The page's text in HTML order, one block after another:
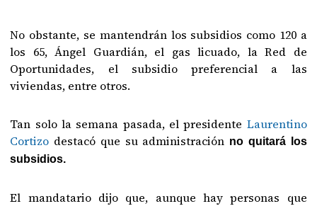
No obstante, se mantendrán los subsidios como 120 a
los 65, Ángel Guardián, el gas licuado, la Red de
Oportunidades, el subsidio preferencial a las
viviendas, entre otros.
Tan solo la semana pasada, el presidente Laurentino
Cortizo destacó que su administración no quitará los
subsidios.
El mandatario dijo que, aunque hay personas que